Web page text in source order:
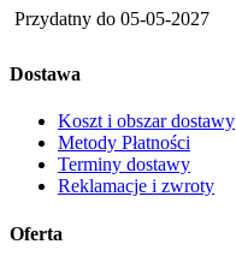
Przydatny do 05-05-2027
Dostawa
Koszt i obszar dostawy
Metody Płatności
Terminy dostawy
Reklamacje i zwroty
Oferta